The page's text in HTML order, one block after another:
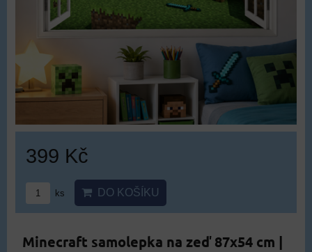
399 Kč
ks DO KOŠÍKU
Minecraft samolepka na zeď 87x54 cm |